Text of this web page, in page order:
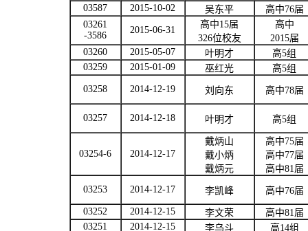
03587
2015-10-02 吴东平 高中76届
03261
-3586
2015-06-31
高中15届
326位校友
高中
2015届
03260
2015-05-07 叶明才 高5组
03259
2015-01-09 巫红光 高5组
03258
2014-12-19 刘向东 高中78届
03257 2014-12-18 叶明才 高5组
03254-6 2014-12-17
戴炳山
戴小炳
戴炳元
高中75届
高中77届
高中81届
03253
2014-12-17 李凯峰 高中76届
03252
2014-12-15 李文荣 高中81届
03251
2014-12-15 李乌斗 高14组